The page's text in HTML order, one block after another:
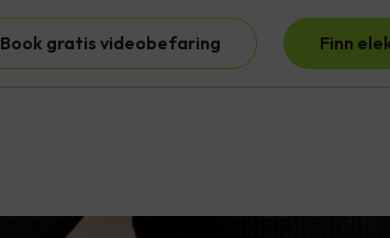
Book gratis videobefaring Finn